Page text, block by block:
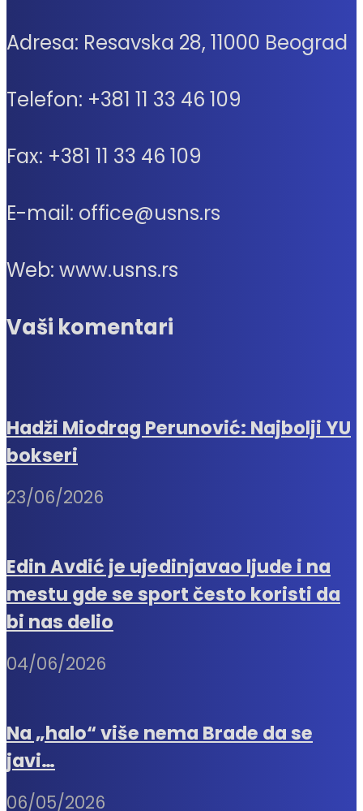
Adresa: Resavska 28, 11000 Beograd
Telefon: +381 11 33 46 109
Fax: +381 11 33 46 109
E-mail: office@usns.rs
Web: www.usns.rs
Vaši komentari
Hadži Miodrag Perunović: Najbolji YU
bokseri
23/06/2026
Edin Avdić je ujedinjavao ljude i na
mestu gde se sport često koristi da
bi nas delio
04/06/2026
Na „halo“ više nema Brade da se
javi…
06/05/2026